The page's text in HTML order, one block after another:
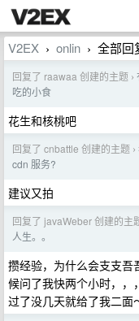
V2EX › onlin › 全部回
回复了 raawaa 创建的主题 ›
吃的小食
花生和核桃吧
回复了 cnbattle 创建的主题 ›
cdn 服务?
建议又拍
回复了 javaWeber 创建的主
人生。。
攒经验，为什么会支支吾
候问了我快两个小时，，
过了没几天就给了我二面